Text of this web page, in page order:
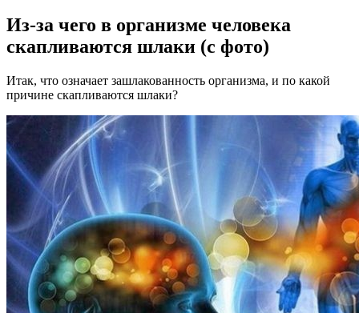
Из-за чего в организме человека
скапливаются шлаки (с фото)
Итак, что означает зашлакованность организма, и по какой
причине скапливаются шлаки?